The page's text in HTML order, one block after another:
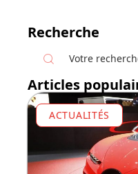
Recherche
Articles
ACTUALITÉS